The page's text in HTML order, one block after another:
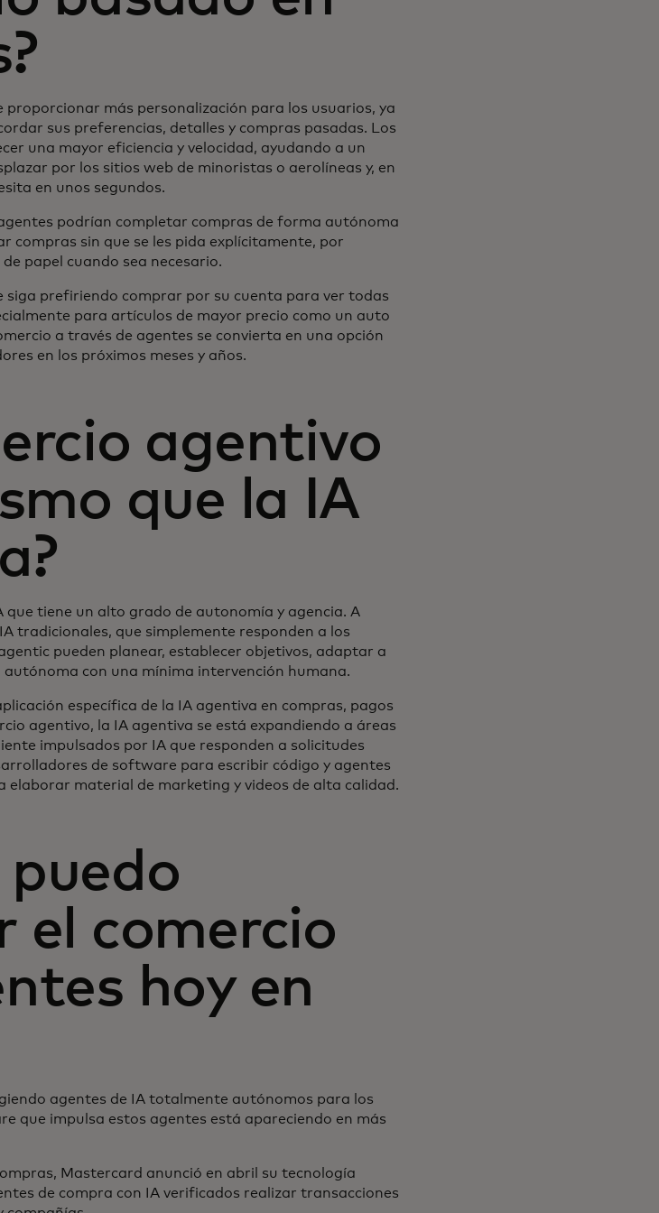
proporcionar más personalización para los usuarios, ya
sus preferencias, detalles y compras pasadas. Los
una mayor eficiencia y velocidad, ayudando a un
por los sitios web de minoristas o aerolíneas y, en
en unos segundos.
podrían completar compras de forma autónoma
compras sin que se les pida explícitamente, por
papel cuando sea necesario.
siga prefiriendo comprar por su cuenta para ver todas
para artículos de mayor precio como un auto
a través de agentes se convierta en una opción
en los próximos meses y años.
agentivo
que la IA
que tiene un alto grado de autonomía y agencia. A
tradicionales, que simplemente responden a los
pueden planear, establecer objetivos, adaptar a
con una mínima intervención humana.
específica de la IA agentiva en compras, pagos
agentivo, la IA agentiva se está expandiendo a áreas
impulsados por IA que responden a solicitudes
de software para escribir código y agentes
elaborar material de marketing y videos de alta calidad.
puedo
el comercio
hoy en
agentes de IA totalmente autónomos para los
que impulsa estos agentes está apareciendo en más
Mastercard anunció en abril su tecnología
de compra con IA verificados realizar transacciones